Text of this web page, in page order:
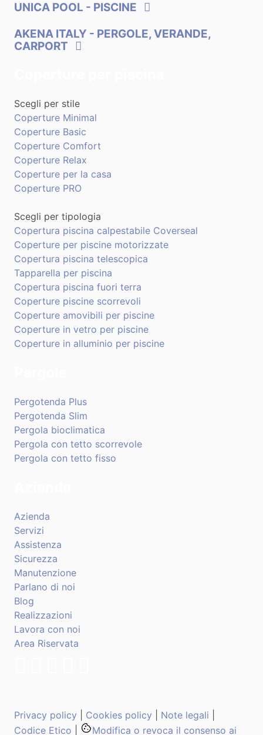
UNICA POOL - PISCINE
AKENA ITALY - PERGOLE, VERANDE,
CARPORT
Scegli per stile
Coperture Minimal
Coperture Basic
Coperture Comfort
Coperture Relax
Coperture per la casa
Coperture PRO
Scegli per tipologia
Copertura piscina calpestabile Coverseal
Coperture per piscine motorizzate
Copertura piscina telescopica
Tapparella per piscina
Copertura piscina fuori terra
Coperture piscine scorrevoli
Coperture amovibili per piscine
Coperture in vetro per piscine
Coperture in alluminio per piscine
Pergotenda Plus
Pergotenda Slim
Pergola bioclimatica
Pergola con tetto scorrevole
Pergola con tetto fisso
Azienda
Servizi
Assistenza
Sicurezza
Manutenzione
Parlano di noi
Blog
Realizzazioni
Lavora con noi
Area Riservata
Privacy policy Cookies policy Note legali
Codice Etico
Modifica o revoca il consenso ai